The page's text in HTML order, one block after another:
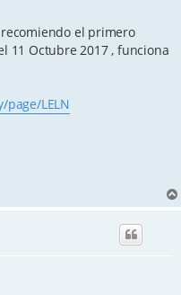
el primero
11 Octubre 2017 , funciona
LELN